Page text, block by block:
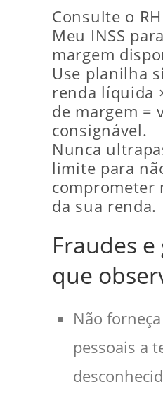
Consulte o
Meu INSS
margem
Use planilha
renda líquida
de margem =
consignável.
Nunca
limite para
comprometer
da sua renda.
Fraudes
que
Não
pessoais a